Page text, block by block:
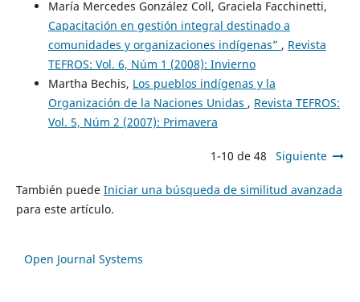
María Mercedes González Coll, Graciela Facchinetti,
Capacitación en gestión integral destinado a
comunidades y organizaciones indígenas” , Revista
TEFROS: Vol. 6, Núm 1 (2008): Invierno
Martha Bechis, Los pueblos indígenas y la
Organización de la Naciones Unidas , Revista TEFROS:
Vol. 5, Núm 2 (2007): Primavera
1-10 de 48 Siguiente
También puede Iniciar una búsqueda de similitud avanzada
para este artículo.
Open Journal Systems